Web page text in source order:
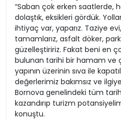
“Saban çok erken saatlerde,
dolaştık, eksikleri gördük.
ihtiyaç var, yaparız. Taziye
tamamlarız, asfalt döker,
güzelleştiririz. Fakat beni en
bulunan tarihi bir hamam ve
yapının üzerinin sıva ile
değerlerimiz bakımsız ve
Bornova genelindeki tüm
kazandırıp turizm
konuştu.